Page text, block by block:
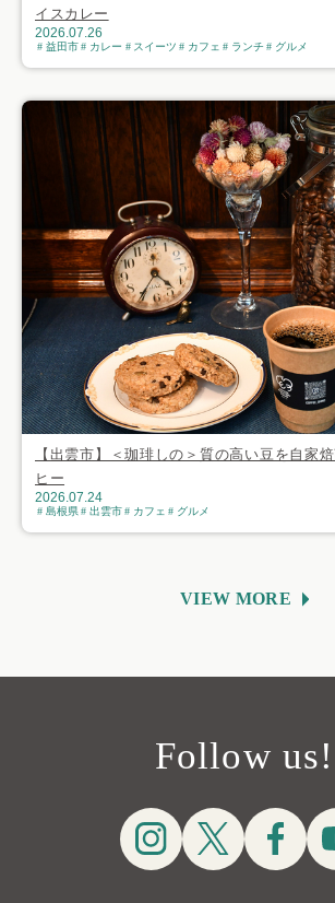
イスカレー
2026.07.26
益田市 カレー スイーツ カフェ ランチ グルメ
【出雲市】＜珈琲しの＞質の高い豆を自家
ヒー
2026.07.24
島根県 出雲市 カフェ グルメ
VIEW MORE
Follow us!